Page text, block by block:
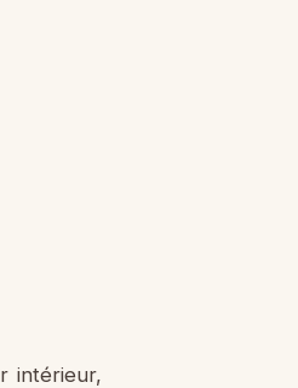
intérieur,